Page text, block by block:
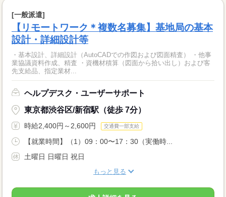
[一般派遣]
【リモートワーク＊複数名募集】基地局の基本
設計・詳細設計等
・基本設計、詳細設計（AutoCADでの作図および図面精査） ・他事
業協議資料作成、精査 ・資機材積算（図面から拾い出し）および客
先支給品、指定業材...
ヘルプデスク・ユーザーサポート
東京都渋谷区/新宿駅（徒歩 7分）
時給2,400円～2,600円 交通費一部支給
【就業時間】（1）09：00〜17：30（実働時...
土曜日 日曜日 祝日
もっと見る